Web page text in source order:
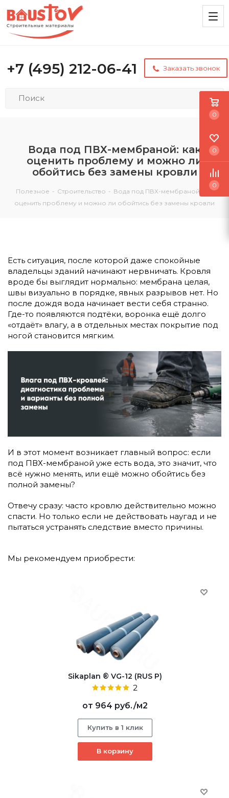
+7 (495) 212-06-41 Заказать звонок
Вода под ПВХ-мембраной: как
оценить проблему и можно ли
обойтись без замены кровли
Полезное - Строительство - Вода под ПВХ-мембраной: как
оценить проблему и можно ли обойтись без замены кровли
Есть ситуация, после которой даже спокойные
владельцы зданий начинают нервничать. Кровля
вроде бы выглядит нормально: мембрана целая,
швы визуально в порядке, явных разрывов нет. Но
после дождя вода начинает вести себя странно.
Где-то появляются подтёки, воронка ещё долго
«отдаёт» влагу, а в отдельных местах покрытие под
ногой становится мягким.
И в этот момент возникает главный вопрос: если
под ПВХ-мембраной уже есть вода, это значит, что
всё нужно менять, или ещё можно обойтись без
полной замены?
Отвечу сразу: часто кровлю действительно можно
спасти. Но только если не действовать наугад и не
пытаться устранять следствие вместо причины.
Мы рекомендуем приобрести:
Sikaplan ® VG-12 (RUS P)
2
от 964 руб./м2
Купить в 1 клик
В корзину
0
0
0